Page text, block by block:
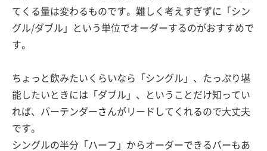
てくる量は変わるものです。難しく考えすぎずに「シン
グル/ダブル」という単位でオーダーするのがおすすめで
す。
ちょっと飲みたいくらいなら「シングル」、たっぷり堪
能したいときには「ダブル」、ということだけ知ってい
れば、バーテンダーさんがリードしてくれるので大丈夫
です。
シングルの半分「ハーフ」からオーダーできるバーもあ